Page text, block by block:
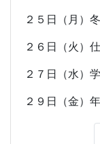
２５日（月）
２６日（火）
２７日（水）
２９日（金）